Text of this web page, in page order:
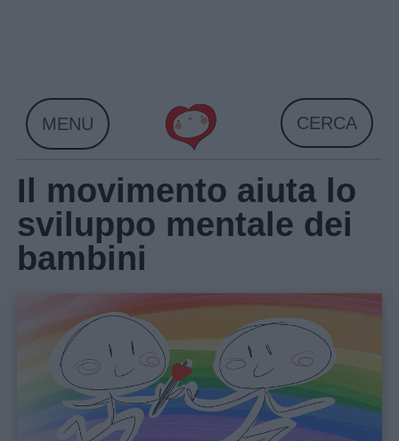
MENU CERCA
Il movimento aiuta lo
sviluppo mentale dei
bambini